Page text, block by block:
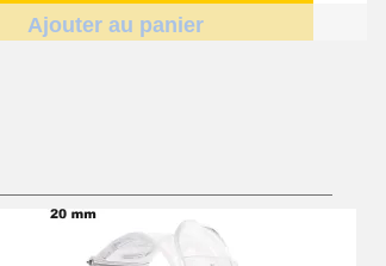
Ajouter au panier